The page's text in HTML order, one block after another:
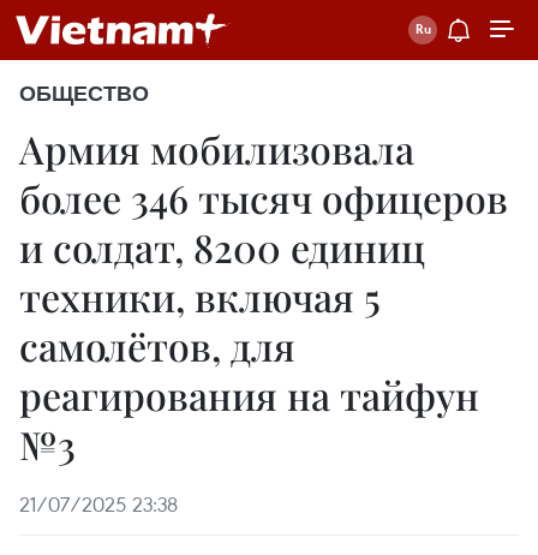
ОБЩЕСТВО
Армия мобилизовала
более 346 тысяч офицеров
и солдат, 8200 единиц
техники, включая 5
самолётов, для
реагирования на тайфун
№3
21/07/2025 23:38